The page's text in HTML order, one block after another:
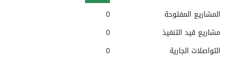
المشاريع المفتوحة
0
مشاريع قيد التنفيذ
0
التواصلات الجارية
0